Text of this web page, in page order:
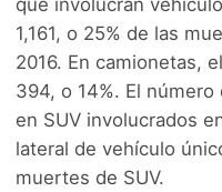
que involucran
1,161, o 25% de las
2016. En camionetas,
394, o 14%. El
en SUV involucrados
lateral de vehículo
muertes de SUV.